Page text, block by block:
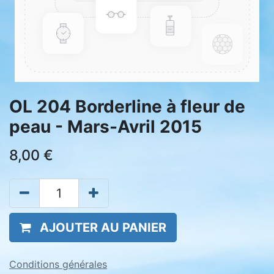
OL 204 Borderline à fleur de
peau - Mars-Avril 2015
8,00 €
AJOUTER AU PANIER
Conditions générales